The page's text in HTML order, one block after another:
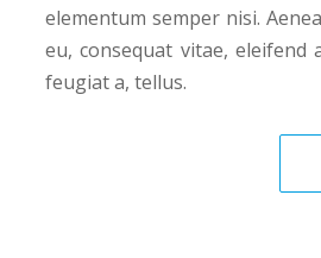
elementum semper nisi.
eu, consequat vitae, eleifend
feugiat a, tellus.